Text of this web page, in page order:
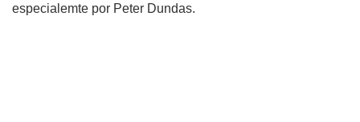
especialemte por Peter Dundas.